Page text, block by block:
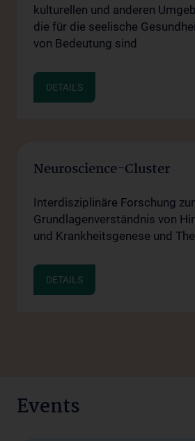
kulturellen und anderen
die für die seelische
von Bedeutung sind
DETAILS
Neuroscience-Cluster
Interdisziplinäre Forschung
Grundlagenverständnis von
und Krankheitsgenese und
DETAILS
Events